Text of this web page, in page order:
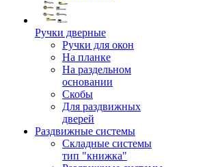
Ручки дверные
Ручки для окон
На планке
На раздельном
основании
Скобы
Для раздвижных
дверей
Раздвижные системы
Складные системы
тип "книжка"